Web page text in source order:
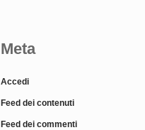
Meta
Accedi
Feed dei contenuti
Feed dei commenti